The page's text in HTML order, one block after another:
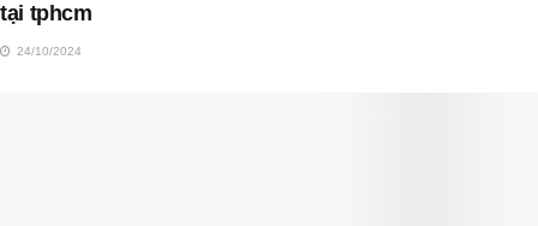
tại tphcm
24/10/2024